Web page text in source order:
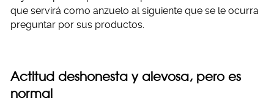
que servirá como anzuelo al siguiente que se le ocurra
preguntar por sus productos.
Actitud deshonesta y alevosa, pero es
normal